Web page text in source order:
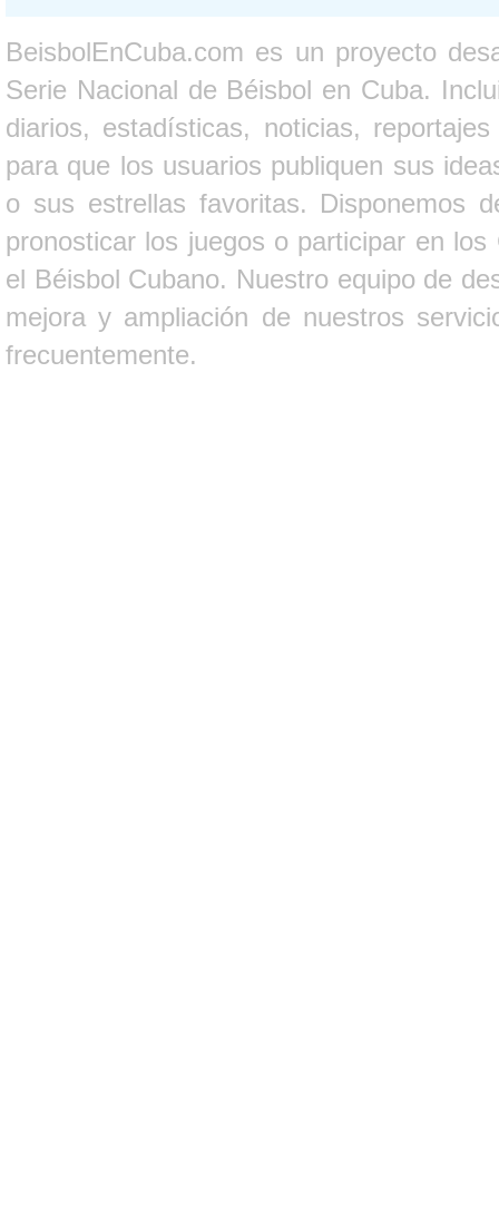
BeisbolEnCuba.com es un proyecto
Serie Nacional de Béisbol en Cuba.
diarios, estadísticas, noticias,
para que los usuarios publiquen sus
o sus estrellas favoritas. Disponemos
pronosticar los juegos o participar en
el Béisbol Cubano. Nuestro equipo de
mejora y ampliación de nuestros
frecuentemente.